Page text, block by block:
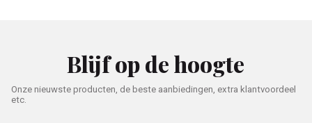
Blijf op de hoogte
Onze nieuwste producten, de beste aanbiedingen, extra klantvoordeel
etc.